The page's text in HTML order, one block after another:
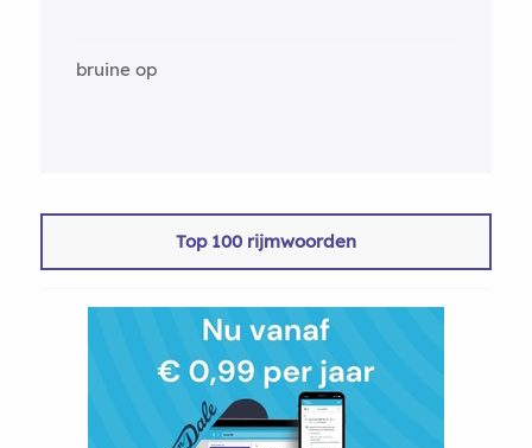
bruine op
Top 100 rijmwoorden